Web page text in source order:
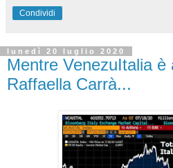
Condividi
lunedì 20 luglio 2020
Mentre VenezuItalia
Raffaella Carrà...